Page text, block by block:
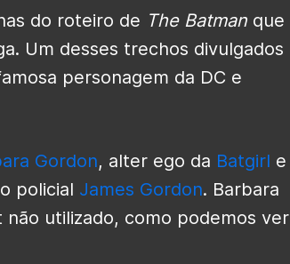
do roteiro de The Batman que
Um desses trechos divulgados
personagem da DC e
Gordon, alter ego da Batgirl e
policial James Gordon. Barbara
utilizado, como podemos ver